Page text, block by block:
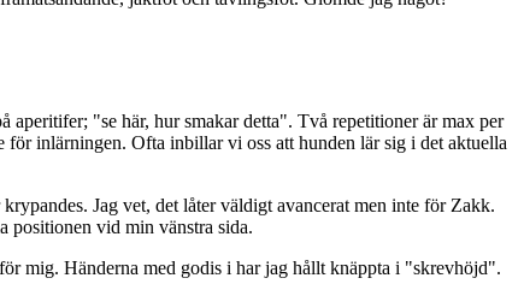
"se här, hur smakar detta". Två repetitioner är max per
inlärningen. Ofta inbillar vi oss att hunden lär sig i det aktuella
Jag vet, det låter väldigt avancerat men inte för Zakk.
positionen vid min vänstra sida.
mig. Händerna med godis i har jag hållt knäppta i "skrevhöjd".